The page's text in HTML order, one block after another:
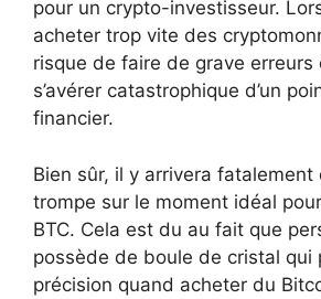
pour un crypto-investisseur.
acheter trop vite des
risque de faire de grave erreurs
s’avérer catastrophique d’un
financier.
Bien sûr, il y arrivera fatalement
trompe sur le moment idéal
BTC. Cela est du au fait que
possède de boule de cristal qui
précision quand acheter du